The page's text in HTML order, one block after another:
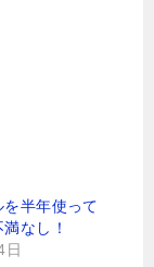
半年使って
なし！
日